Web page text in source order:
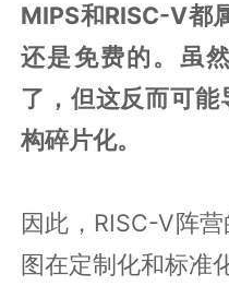
MIPS和RISC-V都
还是免费的。虽
了，但这反而可
构碎片化。
因此，RISC-V阵
图在定制化和标准